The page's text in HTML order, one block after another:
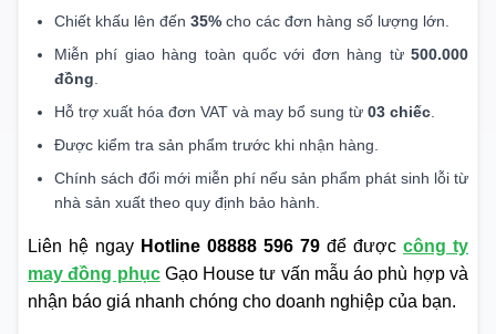
Chiết khấu lên đến 35% cho các đơn hàng số lượng lớn.
Miễn phí giao hàng toàn quốc với đơn hàng từ 500.000
đồng
Hỗ trợ xuất hóa đơn VAT và may bổ sung từ 03 chiếc
Được kiểm tra sản phẩm trước khi nhận hàng.
Chính sách đổi mới miễn phí nếu sản phẩm phát sinh lỗi từ
nhà sản xuất theo quy định bảo hành.
Liên hệ ngay Hotline 08888 596 79 để được công ty
may đồng phụcGạo House tư vấn mẫu áo phù hợp và
nhận báo giá nhanh chóng cho doanh nghiệp của bạn.